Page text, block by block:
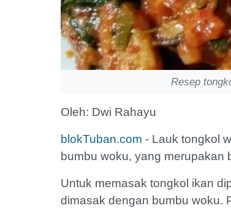
Resep
Oleh: Dwi Rahayu
blokTuban.com - Lauk tongkol
bumbu woku, yang merupakan
Untuk memasak tongkol ikan
dimasak dengan bumbu woku.